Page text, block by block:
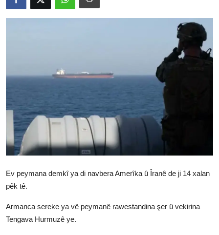
Wêne
Têkilî
Türkçe Kurdi
Ev peymana demkî ya di navbera Amerîka û Îranê de ji 14 xalan
pêk tê.
Armanca sereke ya vê peymanê rawestandina şer û vekirina
Tengava Hurmuzê ye.